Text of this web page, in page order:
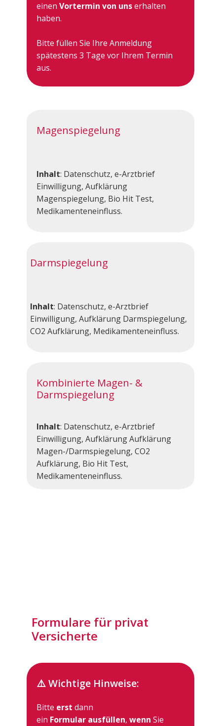
einen Vortermin von unserhalten
haben.
Bitte füllen Sie Ihre Anmeldung
spätestens 3 Tage vor Ihrem Termin
aus.
Magenspiegelung
Inhalt: Datenschutz, e-Arztbrief
Einwilligung, Aufklärung
Magenspiegelung, Bio Hit Test,
Medikamenteneinfluss.
Darmspiegelung
Inhalt: Datenschutz, e-Arztbrief
Einwilligung, Aufklärung Darmspiegelung,
CO2 Aufklärung, Medikamenteneinfluss.
Kombinierte Magen- &
Darmspiegelung
Inhalt:​​ Datenschutz, e-Arztbrief
Einwilligung, Aufklärung Aufklärung
Magen-/Darmspiegelung, CO2
Aufklärung, Bio Hit Test,
Medikamenteneinfluss.
Formulare für privat
Versicherte
⚠️ Wichtige Hinweise:
Bitte erst dann
ein Formular ausfüllen, wenn Sie